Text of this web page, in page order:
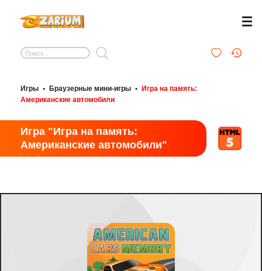
Игры • Браузерные мини-игры •
Игра на память:
Американские автомобили
Игра "Игра на память:
Американские автомобили"